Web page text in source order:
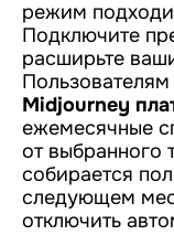
режим
Подключите
расширьте
Пользователям
Midjourney
ежемесячные
от выбранного
собирается
следующем
отключить